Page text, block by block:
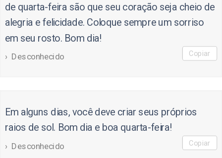
de quarta-feira são que seu coração seja cheio de
alegria e felicidade. Coloque sempre um sorriso
em seu rosto. Bom dia!
Desconhecido Copiar
Em alguns dias, você deve criar seus próprios
raios de sol. Bom dia e boa quarta-feira!
Desconhecido Copiar